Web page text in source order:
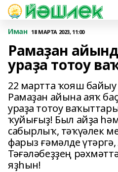
Иман 18 МАРТА 2023, 11:00
Рамаҙан
ураҙа тотоу
22 мартта ҡояш
Рамаҙан айына аяҡ
ураҙа тотоу
ҡуйығыҙ! Был айҙа
сабырлыҡ, тәҡүәлек
фарыз ғәмәлде
Тәғәләбеҙҙең
яҙһын!